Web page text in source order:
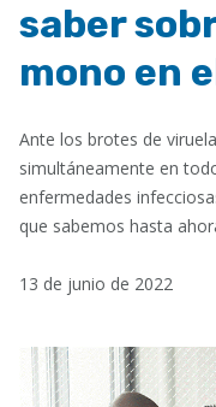
saber
mono en
Ante los brotes de
simultáneamente en
enfermedades
que sabemos hasta
13 de junio de 2022